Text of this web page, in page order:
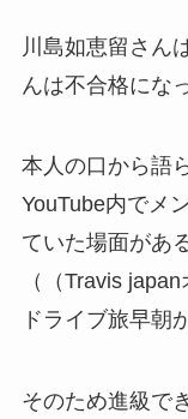
川島如恵留さん
んは不合格にな
本人の口から語
YouTube内でメ
ていた場面があ
（（Travis
ドライブ旅早朝
そのため進級で